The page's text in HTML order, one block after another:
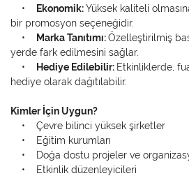
•
Ekonomik:Yüksek kaliteli
bir promosyon seçeneğidir.
•
Marka Tanıtımı:Özelleştirilmiş
yerde fark edilmesini sağlar.
•
Hediye Edilebilir: Etkinliklerde,
hediye olarak dağıtılabilir.
Kimler İçin Uygun?
• Çevre bilinci yüksek şirketler
• Eğitim kurumları
• Doğa dostu projeler ve
• Etkinlik düzenleyicileri